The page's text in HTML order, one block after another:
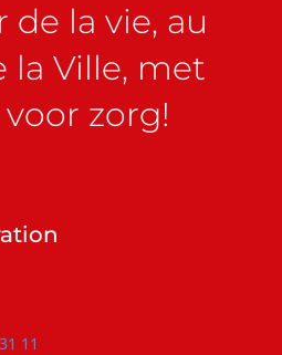
de la vie, au
la Ville, met
voor zorg!
11